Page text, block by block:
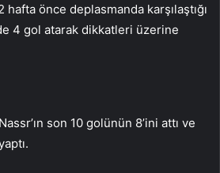
hafta önce deplasmanda karşılaştığı
4 gol atarak dikkatleri üzerine
son 10 golünün 8’ini attı ve